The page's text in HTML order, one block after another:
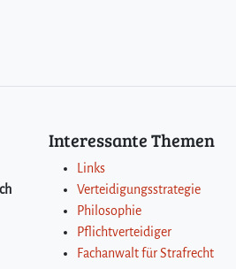
Interessante Themen
Links
Verteidigungsstrategie
Philosophie
Pflichtverteidiger
Fachanwalt für Strafrecht